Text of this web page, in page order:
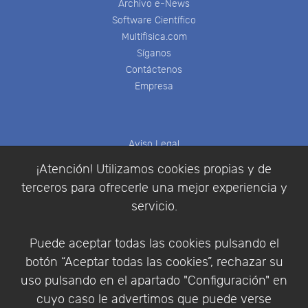
¡Atención! Utilizamos cookies propias y de
terceros para ofrecerle una mejor experiencia y
servicio.
Puede aceptar todas las cookies pulsando el
botón “Aceptar todas las cookies”, rechazar su
uso pulsando en el apartado "Configuración" en
cuyo caso le advertimos que puede verse
Archivo e-News
Software Científico
Multifisica.com
Síganos
Contáctenos
Empresa
Aviso Legal
Política de Privacidad
Condiciones de compra
Identificarse